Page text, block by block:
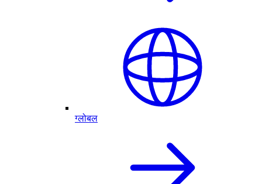
ग्लोबल